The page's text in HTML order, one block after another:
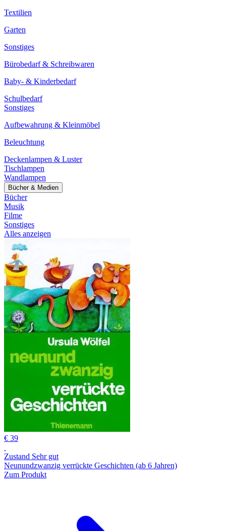
Textilien
Garten
Sonstiges
Bürobedarf & Schreibwaren
Baby- & Kinderbedarf
Schulbedarf
Sonstiges
Aufbewahrung & Kleinmöbel
Beleuchtung
Deckenlampen & Luster
Tischlampen
Wandlampen
Bücher & Medien
Bücher
Musik
Filme
Sonstiges
Alles anzeigen
€ 39
Zustand Sehr gut
Neunundzwanzig verrückte Geschichten (ab 6 Jahren)
Zum Produkt